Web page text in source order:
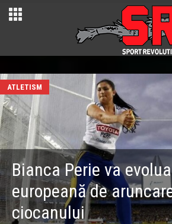
ATLETISM
Bianca Perie va
europeană de
ciocanului